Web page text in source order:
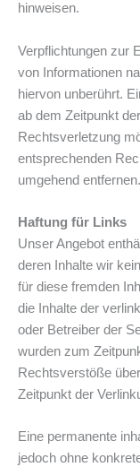
hinweisen.
Verpflichtungen zur
von Informationen
hiervon unberührt.
ab dem Zeitpunkt
Rechtsverletzung
entsprechenden
umgehend entfernen.
Haftung für Links
Unser Angebot
deren Inhalte wir
für diese fremden
die Inhalte der
oder Betreiber der
wurden zum
Rechtsverstöße
Zeitpunkt der
Eine permanente
jedoch ohne